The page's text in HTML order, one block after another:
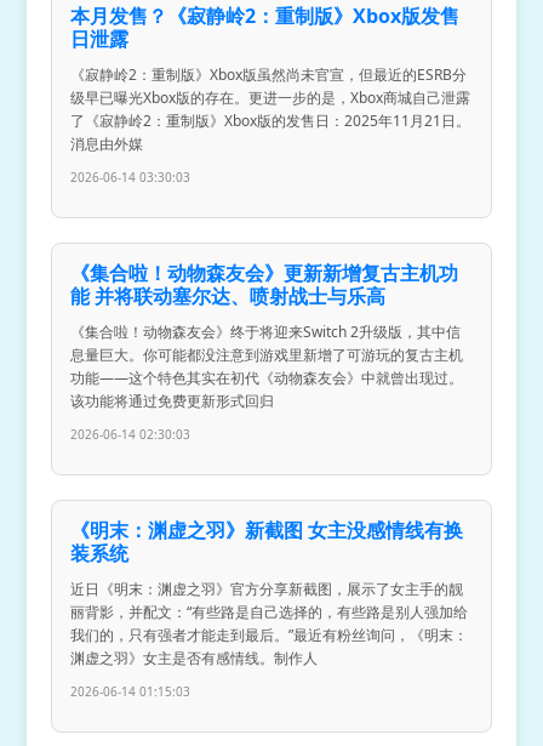
本月发售？《寂静岭2：重制版》Xbox版发售
日泄露
《寂静岭2：重制版》Xbox版虽然尚未官宣，但最近的ESRB分
级早已曝光Xbox版的存在。更进一步的是，Xbox商城自己泄露
了《寂静岭2：重制版》Xbox版的发售日：2025年11月21日。
消息由外媒
2026-06-14 03:30:03
《集合啦！动物森友会》更新新增复古主机功
能 并将联动塞尔达、喷射战士与乐高
《集合啦！动物森友会》终于将迎来Switch 2升级版，其中信
息量巨大。你可能都没注意到游戏里新增了可游玩的复古主机
功能——这个特色其实在初代《动物森友会》中就曾出现过。
该功能将通过免费更新形式回归
2026-06-14 02:30:03
《明末：渊虚之羽》新截图 女主没感情线有换
装系统
近日《明末：渊虚之羽》官方分享新截图，展示了女主手的靓
丽背影，并配文：“有些路是自己选择的，有些路是别人强加给
我们的，只有强者才能走到最后。”最近有粉丝询问，《明末：
渊虚之羽》女主是否有感情线。制作人
2026-06-14 01:15:03